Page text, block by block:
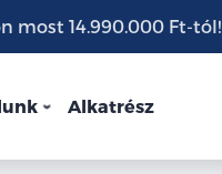
most 14.990.000 Ft-tól!
Alkatrész